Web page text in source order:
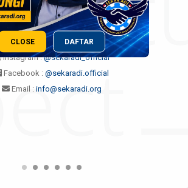
Instagram :@sekaradi_official
Facebook : @sekaradi.official
Email : info@sekaradi.org
CLOSE DAFTAR